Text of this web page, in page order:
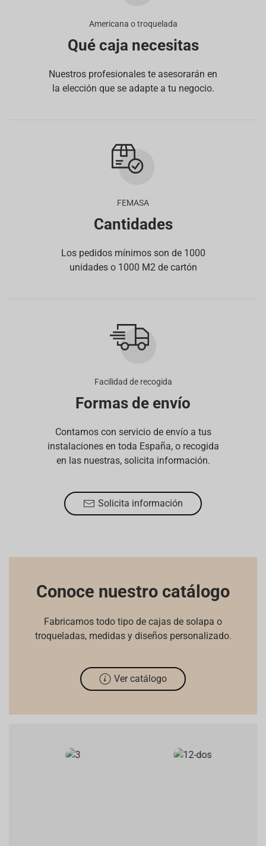
Americana o troquelada
Qué caja necesitas
Nuestros profesionales te asesorarán en
la elección que se adapte a tu negocio.
FEMASA
Cantidades
Los pedidos mínimos son de 1000
unidades o 1000 M2 de cartón
Facilidad de recogida
Formas de envío
Contamos con servicio de envío a tus
instalaciones en toda España, o recogida
en las nuestras, solicita información.
Solicita información
Conoce nuestro catálogo
Fabricamos todo tipo de cajas de solapa o
troqueladas, medidas y diseños personalizado.
Ver catálogo